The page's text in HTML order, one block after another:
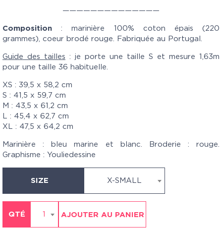
——————————————
Composition : marinière 100% coton épais (220
grammes), coeur brodé rouge. Fabriquée au Portugal.
Guide des tailles : je porte une taille S et mesure 1,63m
pour une taille 36 habituelle.
XS : 39,5 x 58,2 cm
S : 41,5 x 59,7 cm
M : 43,5 x 61,2 cm
L : 45,4 x 62,7 cm
XL : 47,5 x 64,2 cm
Marinière : bleu marine et blanc. Broderie : rouge.
Graphisme : Youliedessine
SIZE X-SMALL
QTÉ 1 AJOUTER AU PANIER